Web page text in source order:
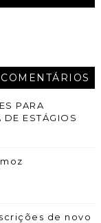
COMENTÁRIOS
PARA
ESTÁGIOS
de novo